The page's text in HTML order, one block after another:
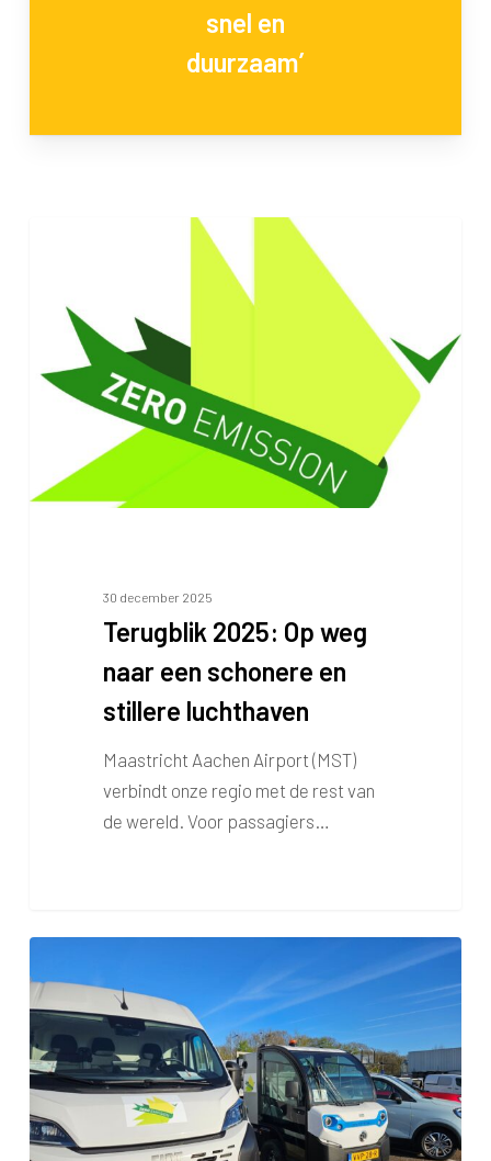
snel en
duurzaam’
een
schonere
stillere
luchthaven
30 december 2025
Terugblik 2025: Op weg
naar een schonere en
stillere luchthaven
Maastricht Aachen Airport (MST)
verbindt onze regio met de rest van
de wereld. Voor passagiers…
elektrische
voertuigen